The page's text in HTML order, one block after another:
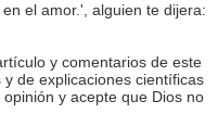
el amor.', alguien te dijera:
y comentarios de este
de explicaciones científicas
y acepte que Dios no